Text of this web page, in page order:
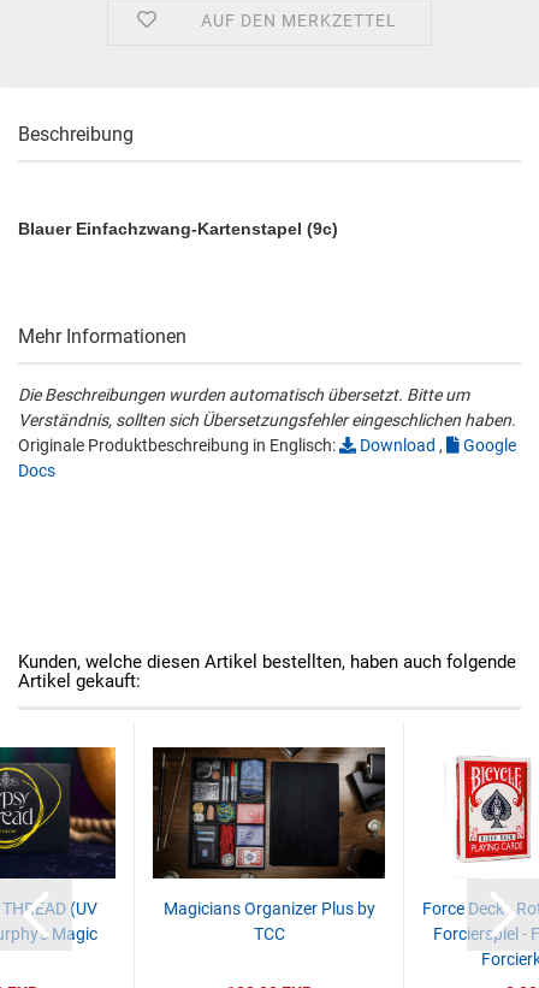
AUF DEN MERKZETTEL
Beschreibung
Blauer Einfachzwang-Kartenstapel (9c)
Mehr Informationen
Die Beschreibungen wurden automatisch übersetzt. Bitte um
Verständnis, sollten sich Übersetzungsfehler eingeschlichen haben.
Originale Produktbeschreibung in Englisch:
Download ,
Google
Docs
Kunden, welche diesen Artikel bestellten, haben auch folgende
Artikel gekauft:
(UV
Magic
Magicians Organizer Plus by
TCC
Force Deck -
Forcierspiel -